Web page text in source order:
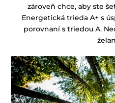
zároveň chce, aby ste
Energetická trieda A+ s
porovnaní s triedou A.